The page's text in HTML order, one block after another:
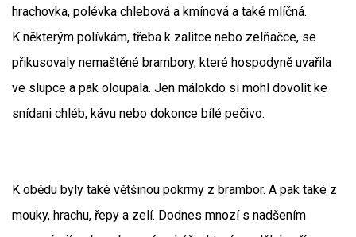
hrachovka, polévka chlebová a kmínová a také mlíčná.
K některým polívkám, třeba k zalitce nebo zelňačce, se
přikusovaly nemaštěné brambory, které hospodyně uvařila
ve slupce a pak oloupala. Jen málokdo si mohl dovolit ke
snídani chléb, kávu nebo dokonce bílé pečivo.
K obědu byly také většinou pokrmy z brambor. A pak také z
mouky, hrachu, řepy a zelí. Dodnes mnozí s nadšením